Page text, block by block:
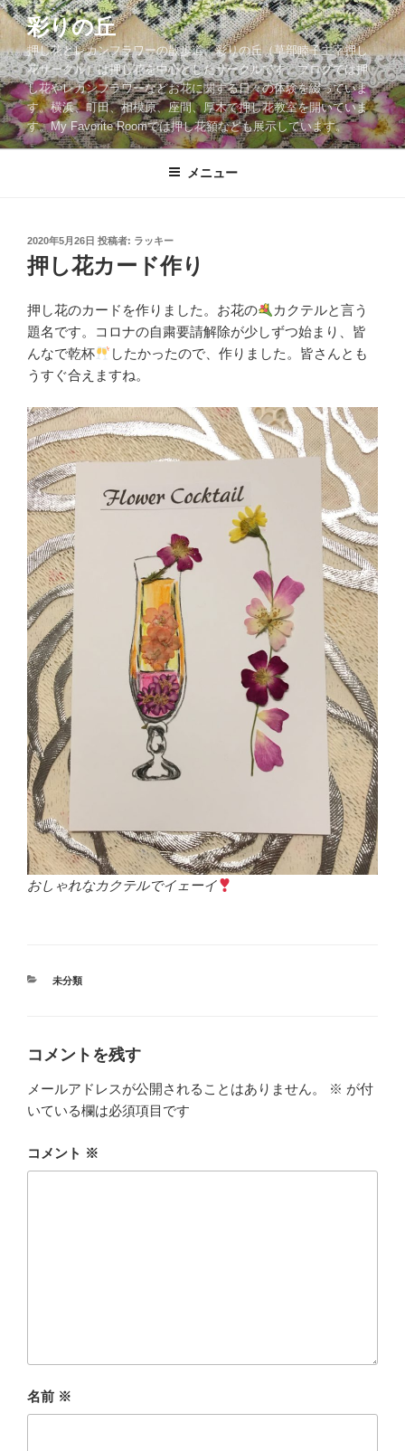
コ
ン
テ
ン
ツ
へ
ス
彩りの丘
押し花とレカンフラワーの散歩道。彩りの丘（草部睦子主宰押し
花サークル）は押し花を中心としたサークルです。ブログでは押
し花やレカンフラワーなどお花に関する日々の体験を綴っていま
す。横浜、町田、相模原、座間、厚木で押し花教室を開いていま
す。My Favorite Roomでは押し花額なども展示しています。
メニュー
投
稿
日:
2020年5月26日 投稿者: ラッキー
押し花カード作り
押し花のカードを作りました。お花の
カクテルと言う
題名です。コロナの自粛要請解除が少しずつ始まり、皆
んなで乾杯
したかったので、作りました。皆さんとも
うすぐ合えますね。
おしゃれなカクテルでイェーイ
カ
未分類
コメントを残す
メールアドレスが公開されることはありません。 ※ が付
いている欄は必須項目です
コメント ※
名前 ※